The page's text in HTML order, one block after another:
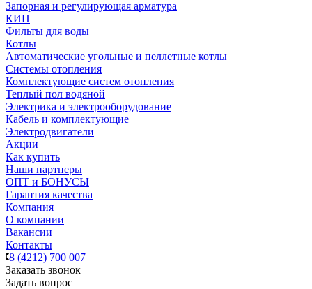
Запорная и регулирующая арматура
КИП
Фильты для воды
Котлы
Автоматические угольные и пеллетные котлы
Системы отопления
Комплектующие систем отопления
Теплый пол водяной
Электрика и электрооборудование
Кабель и комплектующие
Электродвигатели
Акции
Как купить
Наши партнеры
ОПТ и БОНУСЫ
Гарантия качества
Компания
О компании
Вакансии
Контакты
8 (4212) 700 007
Заказать звонок
Задать вопрос